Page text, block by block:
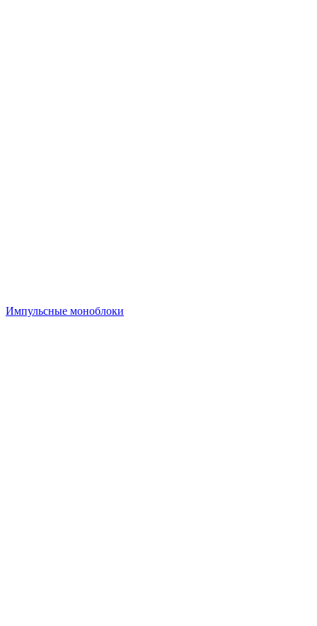
Импульсные моноблоки